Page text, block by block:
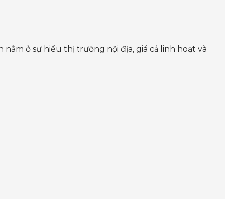
ở sự hiểu thị trường nội địa, giá cả linh hoạt và